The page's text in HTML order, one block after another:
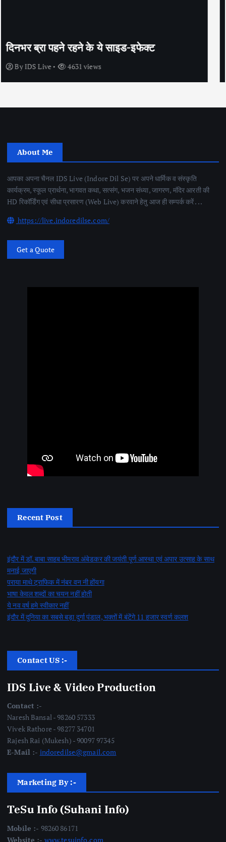
सेक्स के अलावा भी कंडोम का उपयोग है?
By IDS Live 4439 views
About Me
आपका अपना चैनल IDS Live (Indore Dil Se) पर अपने धार्मिक व संस्कृति
कार्यक्रम, स्कूल प्रार्थना, भागवत कथा, सत्संग, भजन संध्या, जागरण, मंदिर आरती की
HD रिकॉर्डिंग एवं सीधा प्रसारण (Web Live) करवाने हेतु आज ही सम्पर्क करें . . .
https://live.indoredilse.com/
Get a Quote
Recent Post
इंदौर में डॉ. बाबा साहब भीमराव अंबेडकर की जयंती पूर्ण आस्था एवं अपार उत्साह के साथ
मनाई जाएगी
पराया माथे ट्राफिक में नंबर वन नी होंयगा
भाषा केवल शब्दों का चयन नहीं होती
ये नव वर्ष हमे स्वीकार नहीं
इंदौर में दुनिया का सबसे बड़ा दुर्गा पंडाल, भक्तों में बंटेंगे 11 हजार स्वर्ण कलश
Contact US :-
IDS Live & Video Production
Contact :-
Naresh Bansal - 98260 57333
Vivek Rathore - 98277 34701
Rajesh Rai (Mukesh) - 90097 97345
E-Mail :- indoredilse@gmail.com
Marketing By :-
TeSu Info (Suhani Info)
Mobile :- 98260 86171
Website :- www.tesuinfo.com